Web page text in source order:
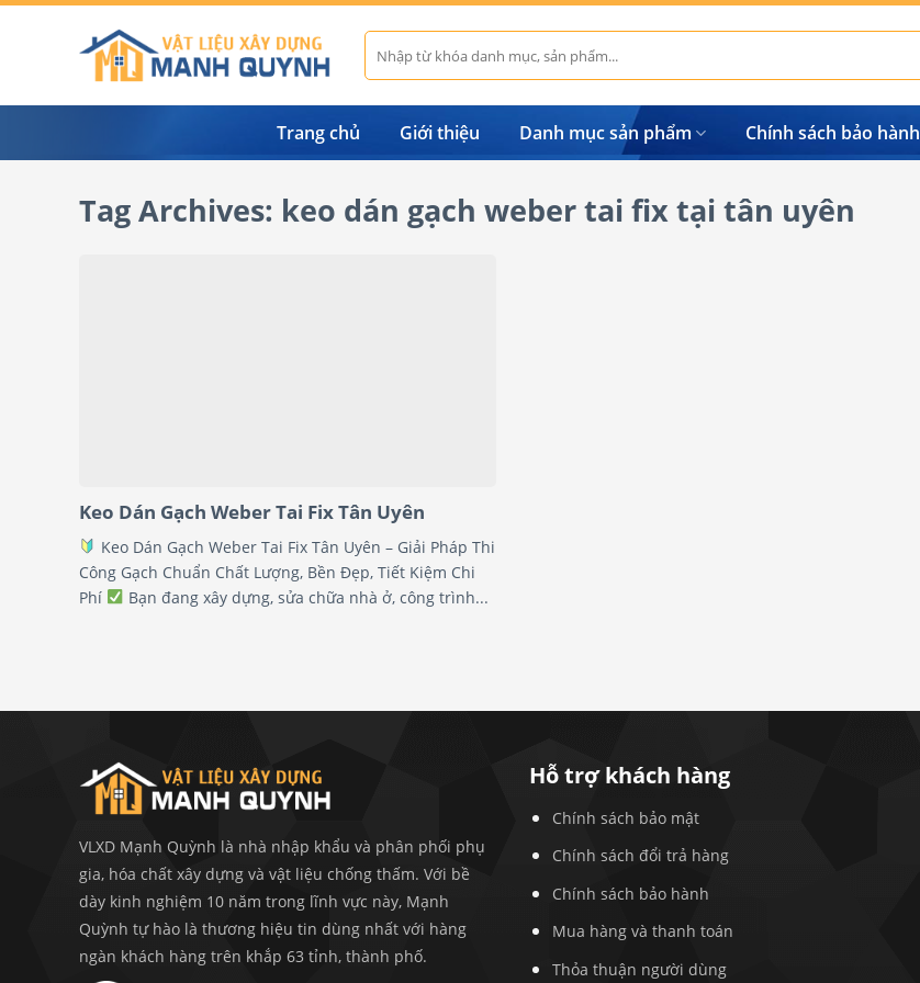
Skip
Tìm
kiếm:
Trang chủ Giới thiệu Danh mục sản phẩm Chính sách bảo hành
Tag Archives: keo dán gạch weber tai fix tại tân uyên
Keo Dán Gạch Weber Tai Fix Tân Uyên
Keo Dán Gạch Weber Tai Fix Tân Uyên – Giải Pháp Thi
Công Gạch Chuẩn Chất Lượng, Bền Đẹp, Tiết Kiệm Chi
Phí
Bạn đang xây dựng, sửa chữa nhà ở, công trình...
VLXD Mạnh Quỳnh là nhà nhập khẩu và phân phối phụ
gia, hóa chất xây dựng và vật liệu chống thấm. Với bề
dày kinh nghiệm 10 năm trong lĩnh vực này, Mạnh
Quỳnh tự hào là thương hiệu tin dùng nhất với hàng
ngàn khách hàng trên khắp 63 tỉnh, thành phố.
Hỗ trợ khách hàng
Chính sách bảo mật
Chính sách đổi trả hàng
Chính sách bảo hành
Mua hàng và thanh toán
Thỏa thuận người dùng